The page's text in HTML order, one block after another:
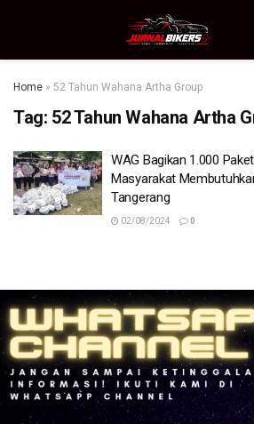
Home » 52 Tahun Wahana Artha Group
Tag: 52 Tahun Wahana Artha
WAG Bagikan 1.000
Masyarakat
Tangerang
02/08/2024 0